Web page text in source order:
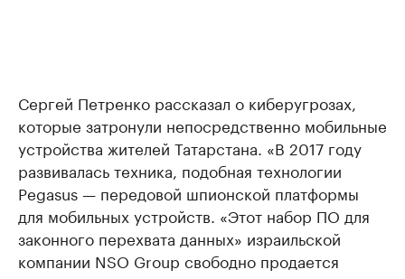
Сергей Петренко рассказал о киберугрозах,
которые затронули непосредственно мобильные
устройства жителей Татарстана. «В 2017 году
развивалась техника, подобная технологии
Pegasus — передовой шпионской платформы
для мобильных устройств. «Этот набор ПО для
законного перехвата данных» израильской
компании NSO Group свободно продается